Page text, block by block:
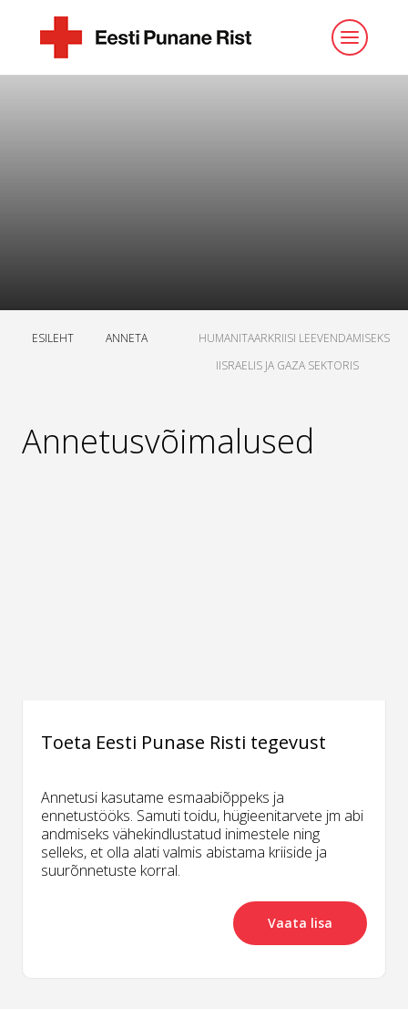
ESILEHT ANNETA
HUMANITAARKRIISI LEEVENDAMISEKS
IISRAELIS JA GAZA SEKTORIS
Annetusvõimalused
Toeta Eesti Punase Risti tegevust
Annetusi kasutame esmaabiõppeks ja
ennetustööks. Samuti toidu, hügieenitarvete jm abi
andmiseks vähekindlustatud inimestele ning
selleks, et olla alati valmis abistama kriiside ja
suurõnnetuste korral.
Vaata lisa